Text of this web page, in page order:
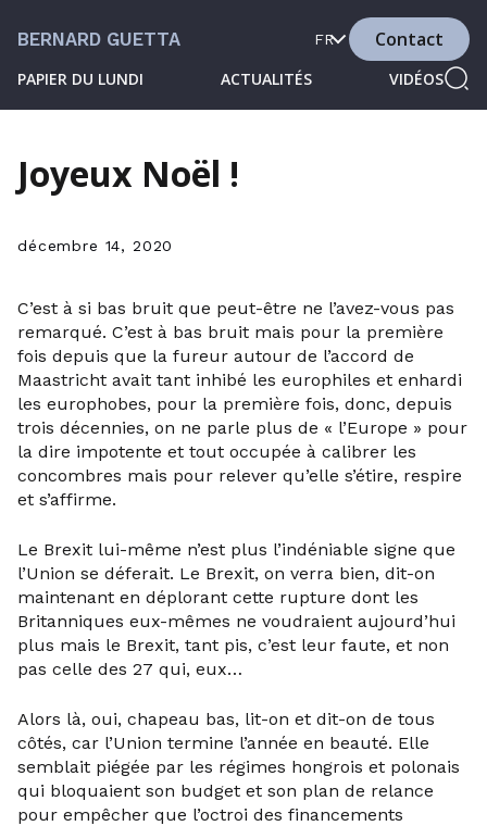
BERNARD GUETTA
PAPIER DU LUNDI ACTUALITÉS VIDÉOS
FR Contact
Joyeux Noël !
décembre 14, 2020
C’est à si bas bruit que peut-être ne l’avez-vous pas
remarqué. C’est à bas bruit mais pour la première
fois depuis que la fureur autour de l’accord de
Maastricht avait tant inhibé les europhiles et enhardi
les europhobes, pour la première fois, donc, depuis
trois décennies, on ne parle plus de « l’Europe » pour
la dire impotente et tout occupée à calibrer les
concombres mais pour relever qu’elle s’étire, respire
et s’affirme.
Le Brexit lui-même n’est plus l’indéniable signe que
l’Union se déferait. Le Brexit, on verra bien, dit-on
maintenant en déplorant cette rupture dont les
Britanniques eux-mêmes ne voudraient aujourd’hui
plus mais le Brexit, tant pis, c’est leur faute, et non
pas celle des 27 qui, eux…
Alors là, oui, chapeau bas, lit-on et dit-on de tous
côtés, car l’Union termine l’année en beauté. Elle
semblait piégée par les régimes hongrois et polonais
qui bloquaient son budget et son plan de relance
pour empêcher que l’octroi des financements